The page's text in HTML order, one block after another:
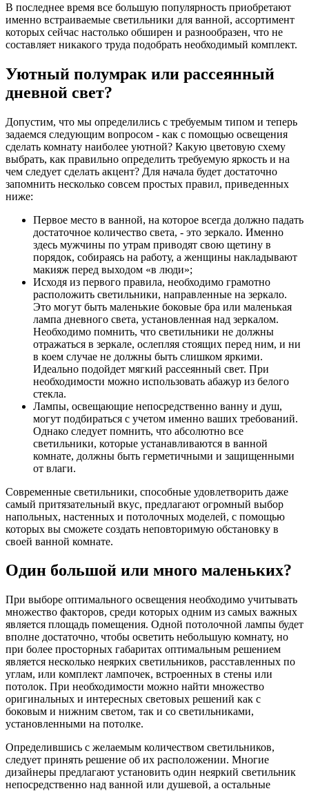
В последнее время все большую популярность приобретают
именно встраиваемые светильники для ванной, ассортимент
которых сейчас настолько обширен и разнообразен, что не
составляет никакого труда подобрать необходимый комплект.
Уютный полумрак или рассеянный
дневной свет?
Допустим, что мы определились с требуемым типом и теперь
задаемся следующим вопросом - как с помощью освещения
сделать комнату наиболее уютной? Какую цветовую схему
выбрать, как правильно определить требуемую яркость и на
чем следует сделать акцент? Для начала будет достаточно
запомнить несколько совсем простых правил, приведенных
ниже:
Первое место в ванной, на которое всегда должно падать
достаточное количество света, - это зеркало. Именно
здесь мужчины по утрам приводят свою щетину в
порядок, собираясь на работу, а женщины накладывают
макияж перед выходом «в люди»;
Исходя из первого правила, необходимо грамотно
расположить светильники, направленные на зеркало.
Это могут быть маленькие боковые бра или маленькая
лампа дневного света, установленная над зеркалом.
Необходимо помнить, что светильники не должны
отражаться в зеркале, ослепляя стоящих перед ним, и ни
в коем случае не должны быть слишком яркими.
Идеально подойдет мягкий рассеянный свет. При
необходимости можно использовать абажур из белого
стекла.
Лампы, освещающие непосредственно ванну и душ,
могут подбираться с учетом именно ваших требований.
Однако следует помнить, что абсолютно все
светильники, которые устанавливаются в ванной
комнате, должны быть герметичными и защищенными
от влаги.
Современные светильники, способные удовлетворить даже
самый притязательный вкус, предлагают огромный выбор
напольных, настенных и потолочных моделей, с помощью
которых вы сможете создать неповторимую обстановку в
своей ванной комнате.
Один большой или много маленьких?
При выборе оптимального освещения необходимо учитывать
множество факторов, среди которых одним из самых важных
является площадь помещения. Одной потолочной лампы будет
вполне достаточно, чтобы осветить небольшую комнату, но
при более просторных габаритах оптимальным решением
является несколько неярких светильников, расставленных по
углам, или комплект лампочек, встроенных в стены или
потолок. При необходимости можно найти множество
оригинальных и интересных световых решений как с
боковым и нижним светом, так и со светильниками,
установленными на потолке.
Определившись с желаемым количеством светильников,
следует принять решение об их расположении. Многие
дизайнеры предлагают установить один неяркий светильник
непосредственно над ванной или душевой, а остальные